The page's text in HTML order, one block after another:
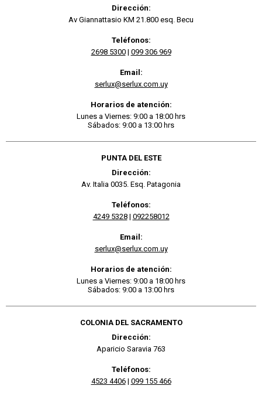
Dirección:
Av Giannattasio KM 21.800 esq. Becu
Teléfonos:
2698 5300| 099 306 969
Email:
serlux@serlux.com.uy
Horarios de atención:
Lunes a Viernes: 9:00 a 18:00 hrs
Sábados: 9:00 a 13:00 hrs
PUNTA DEL ESTE
Dirección:
Av. Italia 0035. Esq. Patagonia
Teléfonos:
4249 5328| 092258012
Email:
serlux@serlux.com.uy
Horarios de atención:
Lunes a Viernes: 9:00 a 18:00 hrs
Sábados: 9:00 a 13:00 hrs
COLONIA DEL SACRAMENTO
Dirección:
Aparicio Saravia 763
Teléfonos:
4523 4406| 099 155 466